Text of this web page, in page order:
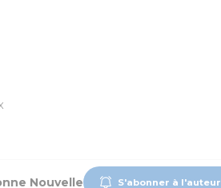
Nouvelle S'abonner à l'auteur